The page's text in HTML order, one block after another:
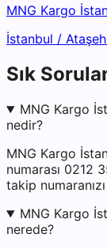
MNG Kargo
İstanbul /
Sık
MNG Kargo
nedir?
MNG Kargo
numarası 0212
takip
MNG Kargo
nerede?